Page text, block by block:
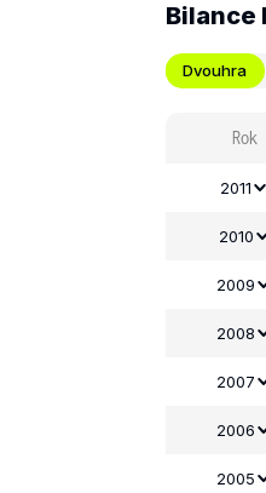
Bilance
Dvouhra
Rok
2011
2010
2009
2008
2007
2006
2005